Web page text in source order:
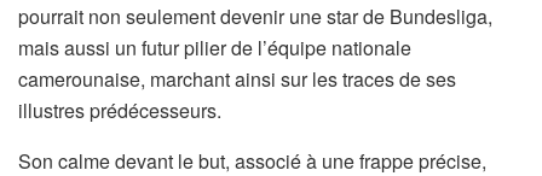
pourrait non seulement devenir une star de Bundesliga,
mais aussi un futur pilier de l’équipe nationale
camerounaise, marchant ainsi sur les traces de ses
illustres prédécesseurs.
Son calme devant le but, associé à une frappe précise,